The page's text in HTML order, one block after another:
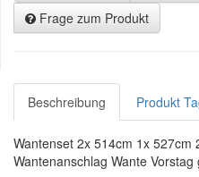
Frage zum Produkt
Beschreibung Produkt
Wantenset 2x 514cm 1x
Wantenanschlag Wante